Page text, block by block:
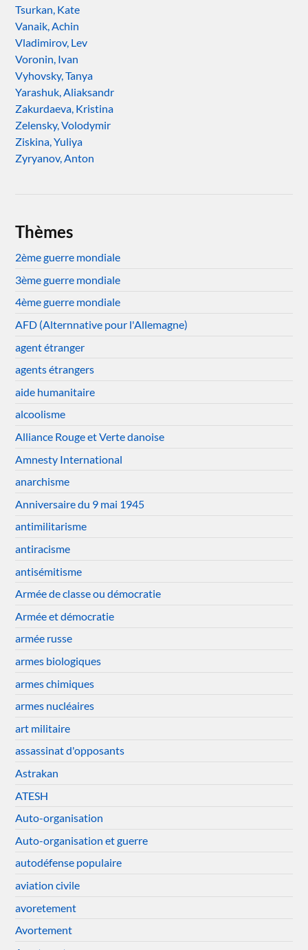
Tsurkan, Kate
Vanaik, Achin
Vladimirov, Lev
Voronin, Ivan
Vyhovsky, Tanya
Yarashuk, Aliaksandr
Zakurdaeva, Kristina
Zelensky, Volodymir
Ziskina, Yuliya
Zyryanov, Anton
Thèmes
2ème guerre mondiale
3ème guerre mondiale
4ème guerre mondiale
AFD (Alternnative pour l'Allemagne)
agent étranger
agents étrangers
aide humanitaire
alcoolisme
Alliance Rouge et Verte danoise
Amnesty International
anarchisme
Anniversaire du 9 mai 1945
antimilitarisme
antiracisme
antisémitisme
Armée de classe ou démocratie
Armée et démocratie
armée russe
armes biologiques
armes chimiques
armes nucléaires
art militaire
assassinat d'opposants
Astrakan
ATESH
Auto-organisation
Auto-organisation et guerre
autodéfense populaire
aviation civile
avoretement
Avortement